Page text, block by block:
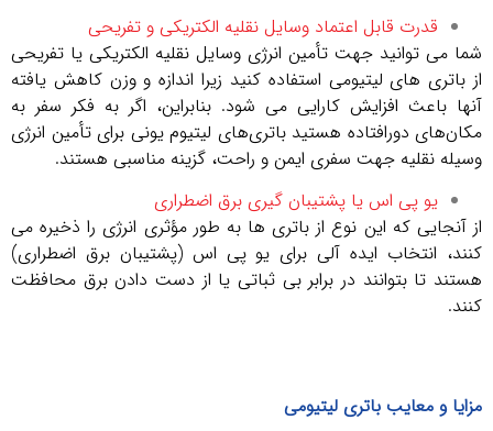
قدرت قابل اعتماد وسایل نقلیه الکتریکی و تفریحی
شما می توانید جهت تأمین انرژی وسایل نقلیه الکتریکی یا تفریحی
از باتری های لیتیومی استفاده کنید زیرا اندازه و وزن کاهش یافته
آنها باعث افزایش کارایی می شود. بنابراین، اگر به فکر سفر به
مکان‌های دورافتاده هستید باتری‌های لیتیوم یونی برای تأمین انرژی
وسیله نقلیه جهت سفری ایمن و راحت، گزینه مناسبی هستند.
یو پی اس یا پشتیبان گیری برق اضطراری
از آنجایی که این نوع از باتری ها به طور مؤثری انرژی را ذخیره می
کنند، انتخاب ایده آلی برای یو پی اس (پشتیبان برق اضطراری)
هستند تا بتوانند در برابر بی ثباتی یا از دست دادن برق محافظت
کنند.
مزایا و معایب باتری لیتیومی